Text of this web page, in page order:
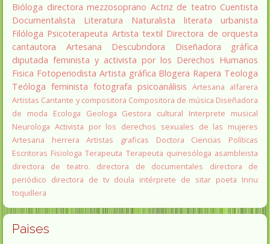
Bióloga directora mezzosoprano Actriz de teatro Cuentista
Documentalista
Literatura Naturalista literata
urbanista
Filóloga Psicoterapeuta Artista textil Directora de orquesta
cantautora
Artesana Descubridora
Diseñadora gráfica
diputada feminista y activista por los Derechos Humanos
Fisica Fotoperiodista Artista gráfica Blogera Rapera Teologa
Teóloga feminista fotografa psicoanálisis Artesana alfarera
Artistas Cantante y compositora Compositora de música Diseñadora
de moda
Ecologa Geologa Gestora cultural
Interprete musical
Neurologa Activista por los derechos sexuales de las mujeres
Artesana herrera
Artistas graficas
Doctora Ciencias Políticas
Escritoras Fisiologa Terapeuta Terapeuta quinesóloga asambleista
directora de teatro.
directora de documentales
directora de
periódico directora de tv doula intérprete de sitar poeta Innu
toquillera
Paises